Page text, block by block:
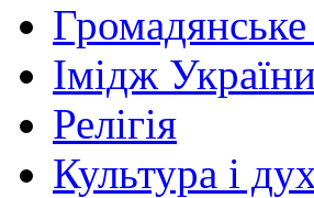
Громадянське
Імідж України
Релігія
Культура і